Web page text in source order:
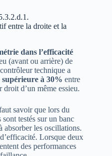
entre la droite et la
dans l’efficacité
(avant ou arrière) de
technique a
supérieure à 30% entre
droit d’un même essieu.
savoir que lors du
testés sur un banc
absorber les oscillations.
Lorsque deux
des performances